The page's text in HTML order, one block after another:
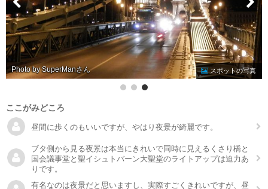
Photo by SuperMan スポットの写真
ここがみどころ
昼間に歩くのもいいですが、やはり夜景が綺麗です。
ブタ側から見る夜景は本当にきれいで同時に見えるくさり橋と
国会議事堂と聖イシュトバーン大聖堂のライトアップは迫力あ
りです。
有名なのは夜景だと思いますし、実際すごくきれいですが、昼